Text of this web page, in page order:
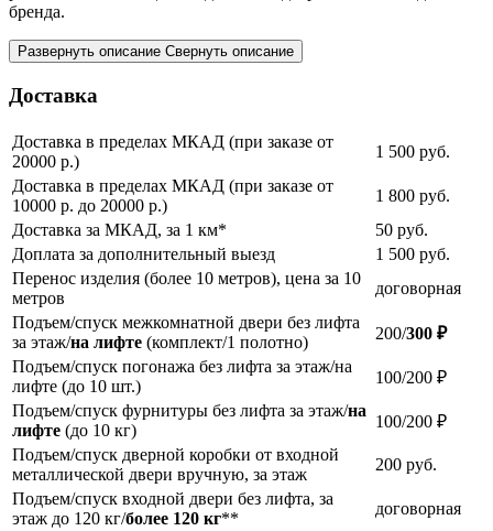
бренда.
Развернуть описание Свернуть описание
Доставка
Доставка в пределах МКАД (при заказе от
20000 р.)
1 500 руб.
Доставка в пределах МКАД (при заказе от
10000 р. до 20000 р.)
1 800 руб.
Доставка за МКАД, за 1 км*
50 руб.
Доплата за дополнительный выезд
1 500 руб.
Перенос изделия (более 10 метров), цена за 10
метров
договорная
Подъем/спуск межкомнатной двери без лифта
за этаж/на лифте (комплект/1 полотно) 200/300 ₽
Подъем/спуск погонажа без лифта за этаж/на
лифте (до 10 шт.)
100/200 ₽
Подъем/спуск фурнитуры без лифта за этаж/на
лифте (до 10 кг)
100/200 ₽
Подъем/спуск дверной коробки от входной
металлической двери вручную, за этаж
200 руб.
Подъем/спуск входной двери без лифта, за
этаж до 120 кг/более 120 кг**
договорная